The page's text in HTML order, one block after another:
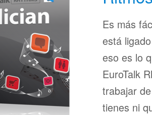
Es más
está
eso es lo
EuroTalk
trabajar
tienes ni